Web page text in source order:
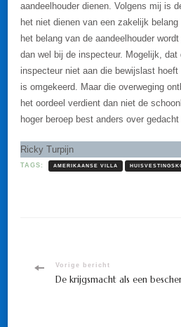
aandeelhouder dienen. Volgens mij is
het niet dienen van een zakelijk
het belang van de aandeelhouder
dan wel bij de inspecteur. Mogelijk,
inspecteur niet aan die bewijslast
is omgekeerd. Maar die overweging
het oordeel verdient dan niet de
hoger beroep best anders over
Ricky Turpijn
TAGS: AMERIKAANSE VILLA
Bericht
Vorige bericht
De krijgsmacht als een